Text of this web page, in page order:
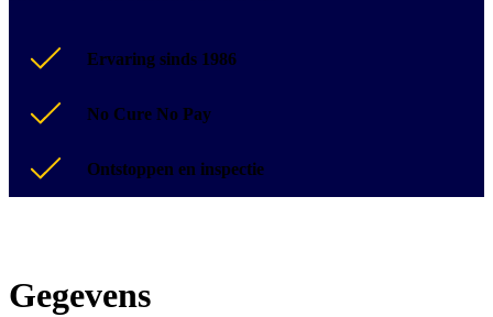
Ervaring sinds 1986
No Cure No Pay
Ontstoppen en inspectie
Gegevens